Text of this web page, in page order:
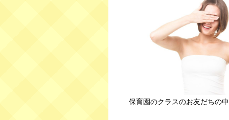
保育園のクラスのお友だちの